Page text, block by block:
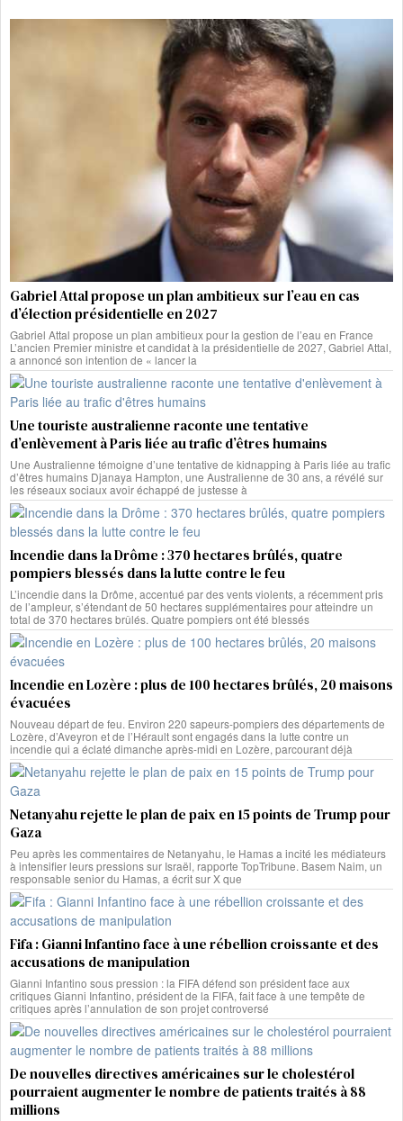
Gabriel Attal propose un plan ambitieux sur l’eau en cas
d’élection présidentielle en 2027
Gabriel Attal propose un plan ambitieux pour la gestion de l’eau en France
L’ancien Premier ministre et candidat à la présidentielle de 2027, Gabriel Attal,
a annoncé son intention de « lancer la
Une touriste australienne raconte une tentative
d’enlèvement à Paris liée au trafic d’êtres humains
Une Australienne témoigne d’une tentative de kidnapping à Paris liée au trafic
d’êtres humains Djanaya Hampton, une Australienne de 30 ans, a révélé sur
les réseaux sociaux avoir échappé de justesse à
Incendie dans la Drôme : 370 hectares brûlés, quatre
pompiers blessés dans la lutte contre le feu
L’incendie dans la Drôme, accentué par des vents violents, a récemment pris
de l’ampleur, s’étendant de 50 hectares supplémentaires pour atteindre un
total de 370 hectares brûlés. Quatre pompiers ont été blessés
Incendie en Lozère : plus de 100 hectares brûlés, 20 maisons
évacuées
Nouveau départ de feu. Environ 220 sapeurs-pompiers des départements de
Lozère, d’Aveyron et de l’Hérault sont engagés dans la lutte contre un
incendie qui a éclaté dimanche après-midi en Lozère, parcourant déjà
Netanyahu rejette le plan de paix en 15 points de Trump pour
Gaza
Peu après les commentaires de Netanyahu, le Hamas a incité les médiateurs
à intensifier leurs pressions sur Israël, rapporte TopTribune. Basem Naim, un
responsable senior du Hamas, a écrit sur X que
Fifa : Gianni Infantino face à une rébellion croissante et des
accusations de manipulation
Gianni Infantino sous pression : la FIFA défend son président face aux
critiques Gianni Infantino, président de la FIFA, fait face à une tempête de
critiques après l’annulation de son projet controversé
De nouvelles directives américaines sur le cholestérol
pourraient augmenter le nombre de patients traités à 88
millions